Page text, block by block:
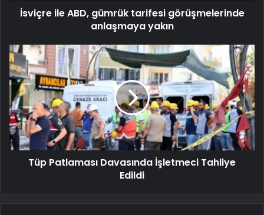
İsviçre ile ABD, gümrük tarifesi görüşmelerinde
anlaşmaya yakın
Tüp Patlaması Davasında İşletmeci Tahliye
Edildi